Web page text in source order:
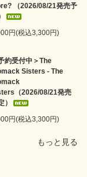
（2026/08/21発売予
円(税込3,300円)
約受付中＞The
Sisters - The
（2026/08/21発売
）
円(税込3,300円)
もっと見る